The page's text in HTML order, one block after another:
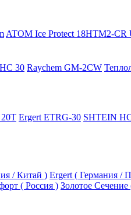
ATOM Ice Protect 18HTM2-CR
30 Raychem GM-2CW
Ergert ETRG-30 SHTEIN
/ Китай ) Ergert ( Германия /
( Россия ) Золотое Сечение